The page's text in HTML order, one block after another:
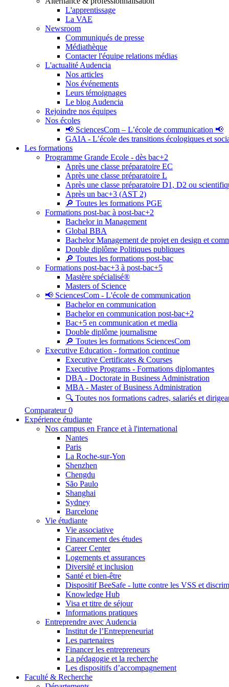
L'apprentissage
La VAE
Newsroom
Communiqués de presse
Médiathèque
Contacter l'équipe relations médias
L'actualité Audencia
Nos articles
Nos événements
Leurs témoignages
Le blog Audencia
Rejoindre nos équipes
Nos écoles
📢 SciencesCom – L’école de communication 📢
GAIA - L’école des transitions écologiques et
Les formations
Programme Grande Ecole - dès bac+2
Après une classe préparatoire EC
Après une classe préparatoire L
Après une classe préparatoire D1, D2 ou
Après un bac+3 (AST 2)
🔎 Toutes les formations PGE
Formations post-bac à post-bac+2
Bachelor in Management
Global BBA
Bachelor Management de projet en design et
Double diplôme Politiques publiques
🔎 Toutes les formations post-bac
Formations post-bac+3 à post-bac+5
Mastère spécialisé®
Masters of Science
📢 SciencesCom - L'école de communication
Bachelor en communication
Bachelor en communication post-bac+2
Bac+5 en communication et media
Double diplôme journalisme
🔎 Toutes les formations SciencesCom
Executive Education - formation continue
Executive Certificates & Courses
Executive Programs - Formations diplomantes
DBA - Doctorate in Business Administration
MBA - Master of Business Administration
🔍 Toutes nos formations cadres, salariés et
Comparateur 0
Expérience étudiante
Nos campus en France et à l'international
Nantes
Paris
La Roche-sur-Yon
Shenzhen
Chengdu
São Paulo
Shanghai
Sydney
Barcelone
Vie étudiante
Vie associative
Financement des études
Career Center
Logements et assurances
Diversité et inclusion
Santé et bien-être
Dispositif BeeSafe - lutte contre les VSS et
Knowledge Hub
Visa et titre de séjour
Informations pratiques
Entreprendre avec Audencia
Institut de l’Entrepreneuriat
Les partenaires
Financer les entrepreneurs
La pédagogie et la recherche
Les dispositifs d’accompagnement
Faculté & Recherche